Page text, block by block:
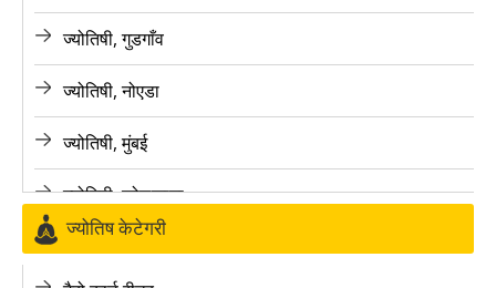
ज्योतिषी, गुडगाँव
ज्योतिषी, नोएडा
ज्योतिषी, मुंबई
ज्योतिषी, कोलकाता
ज्योतिष केटेगरी